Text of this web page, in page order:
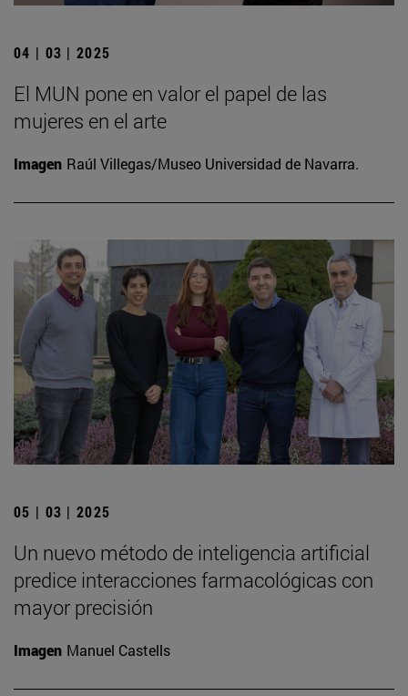
04 | 03 | 2025
El MUN pone en valor el papel de las
mujeres en el arte
Imagen Raúl Villegas/Museo Universidad de Navarra.
05 | 03 | 2025
Un nuevo método de inteligencia artificial
predice interacciones farmacológicas con
mayor precisión
Imagen Manuel Castells